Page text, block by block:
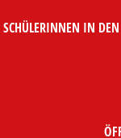
SCHÜLERINNEN IN